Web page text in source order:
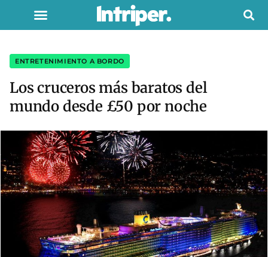
ENTRETENIMIENTO A BORDO
Los cruceros más baratos del
mundo desde £50 por noche